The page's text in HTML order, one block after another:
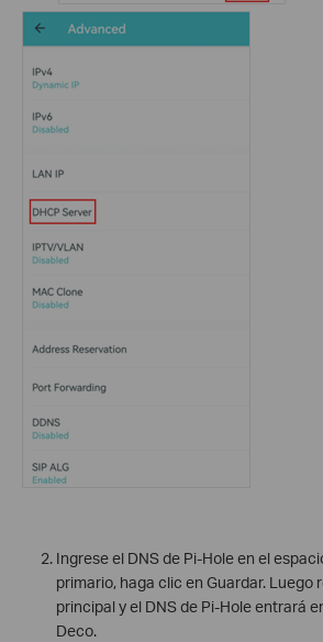
Ingrese el DNS de Pi-Hole en el
primario, haga clic en Guardar. Luego
principal y el DNS de Pi-Hole entrará
Deco.